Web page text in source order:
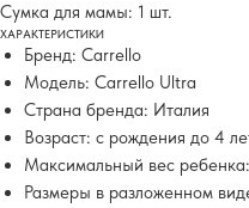
Сумка для мамы: 1 шт.
ХАРАКТЕРИСТИКИ
Бренд: Carrello
Модель: Carrello Ultra
Страна бренда: Италия
Возраст: с рождения до 4
Максимальный вес
Размеры в разложенном